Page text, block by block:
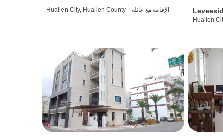
Hualien City, Hualien County | الإقامة مع عائلة
Hualien